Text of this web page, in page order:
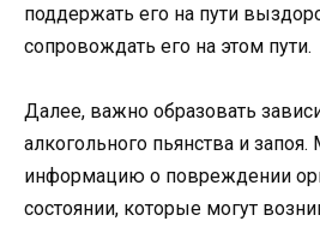
поддержать его на пути
сопровождать его на этом пути.
Далее, важно образовать
алкогольного пьянства и
информацию о повреждении
состоянии, которые могут